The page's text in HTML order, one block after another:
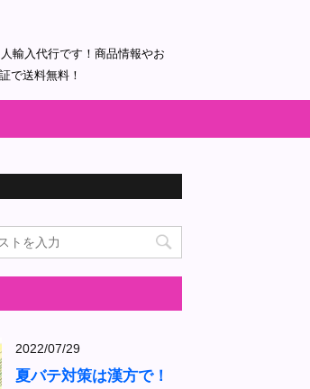
輸入代行です！商品情報やお
で送料無料！
2022/07/29
夏バテ対策は漢方で！